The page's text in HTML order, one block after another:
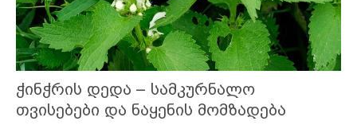
ჭინჭრის დედა – სამკურნალო
თვისებები და ნაყენის მომზადება